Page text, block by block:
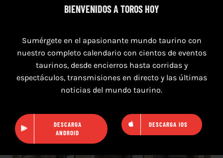
9 de agosto de 2026
2026
BIENVENIDOS A TOROS HOY
Sumérgete en el apasionante mundo taurino con
nuestro completo calendario con cientos de eventos
taurinos, desde encierros hasta corridas y
espectáculos, transmisiones en directo y las últimas
noticias del mundo taurino.
DESCARGA
ANDROID
DESCARGA IOS